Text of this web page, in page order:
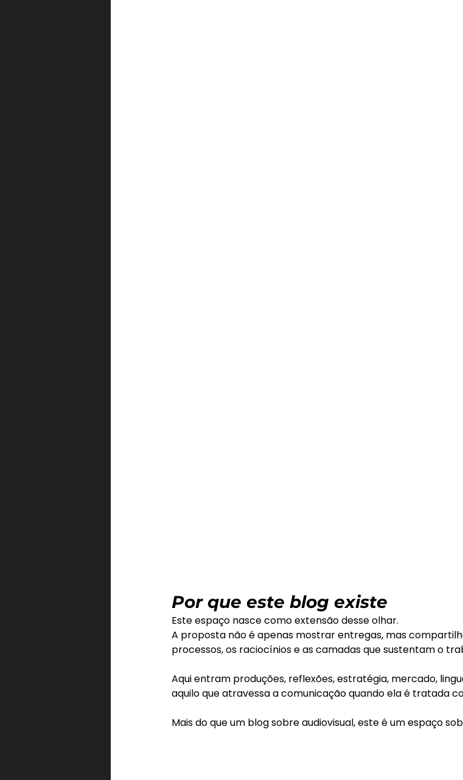
Por que este blog existe
Este espaço nasce como extensão desse olhar.
A proposta não é apenas mostrar entregas, mas
processos, os raciocínios e as camadas que sustentam o
Aqui entram produções, reflexões, estratégia, mercado,
aquilo que atravessa a comunicação quando ela é tratada
Mais do que um blog sobre audiovisual, este é um espaço